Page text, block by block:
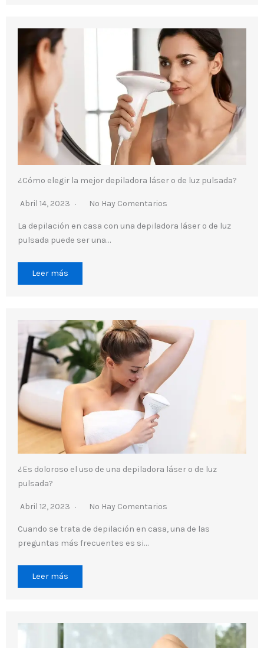
¿Cómo elegir la mejor depiladora láser o de luz pulsada?
Abril 14, 2023 No Hay Comentarios
La depilación en casa con una depiladora láser o de luz
pulsada puede ser una…
Leer más
¿Es doloroso el uso de una depiladora láser o de luz
pulsada?
Abril 12, 2023 No Hay Comentarios
Cuando se trata de depilación en casa, una de las
preguntas más frecuentes es si…
Leer más